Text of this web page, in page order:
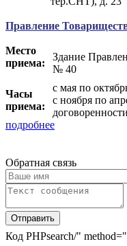
Правление
Место
приема:
Здание
№ 40
Часы
приема:
с мая по
с ноября по
подробнее
Обратная связь
Отправить
Код PHPsearch/"